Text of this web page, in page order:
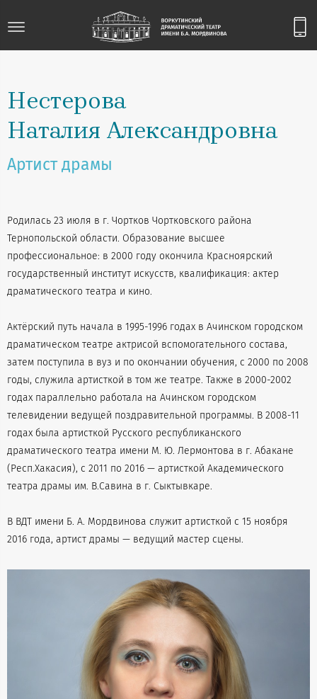
Нестерова
Наталия Александровна
Артист драмы
Родилась 23 июля в г. Чортков Чортковского района
Тернопольской области. Образование высшее
профессиональное: в 2000 году окончила Красноярский
государственный институт искусств, квалификация: актер
драматического театра и кино.
Актёрский путь начала в 1995-1996 годах в Ачинском городском
драматическом театре актрисой вспомогательного состава,
затем поступила в вуз и по окончании обучения, с 2000 по 2008
годы, служила артисткой в том же театре. Также в 2000-2002
годах параллельно работала на Ачинском городском
телевидении ведущей поздравительной программы. В 2008-11
годах была артисткой Русского республиканского
драматического театра имени М. Ю. Лермонтова в г. Абакане
(Респ.Хакасия), с 2011 по 2016 — артисткой Академического
театра драмы им. В.Савина в г. Сыктывкаре.
В ВДТ имени Б. А. Мордвинова служит артисткой с 15 ноября
2016 года, артист драмы — ведущий мастер сцены.